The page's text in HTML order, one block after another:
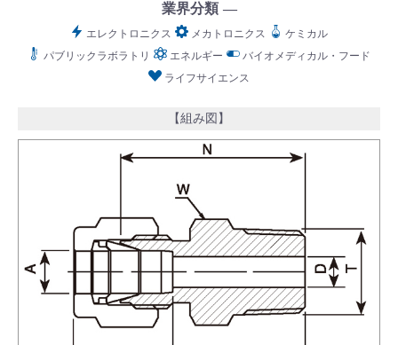
業界分類
エレクトロニクス メカトロニクス
ケミカル
パブリックラボラトリ
エネルギー
バイオメディカル・フード
ライフサイエンス
【組み図】